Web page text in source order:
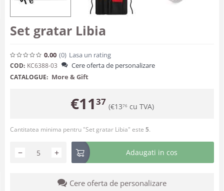
Set gratar Libia
0.00 (0) Lasa un rating
COD: KC6388-03 Cere oferta de personalizare
CATALOGUE: More & Gift
€1137 (€1376 cu TVA)
Cantitatea minima pentru "Set gratar Libia" este 5.
+
− Adaugati in cos
Cere oferta de personalizare